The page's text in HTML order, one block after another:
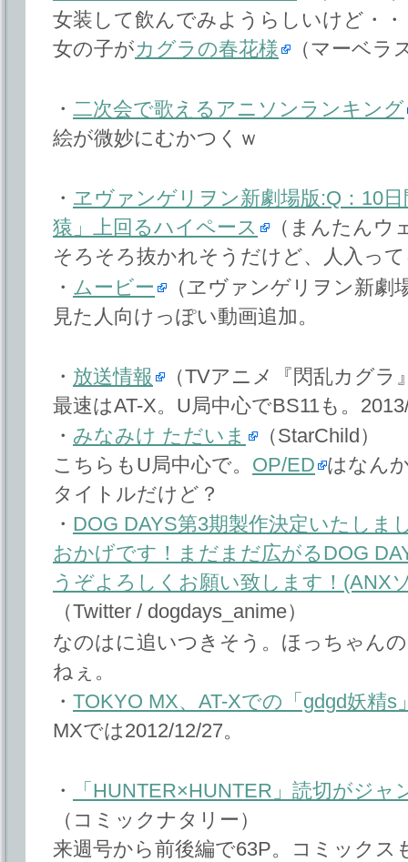
女装して飲んでみようらしいけど・
女の子がカグラの春花様 （マーベラ
・ 二次会で歌えるアニソンランキング
絵が微妙にむかつくｗ
・ ヱヴァンゲリヲン新劇場版:Q：10
猿」上回るハイペース
（まんたんウ
そろそろ抜かれそうだけど、人入っ
・ ムービー
（ヱヴァンゲリヲン新劇
見た人向けっぽい動画追加。
・ 放送情報
（TVアニメ『閃乱カグラ
最速はAT-X。U局中心でBS11も。
・ みなみけ ただいま
（StarChild）
こちらもU局中心で。 OP/ED はなん
タイトルだけど？
・ DOG DAYS第3期製作決定いたしま
おかげです！まだまだ広がるDOG
うぞよろしくお願い致します！(ANX
（Twitter / dogdays_anime）
なのはに追いつきそう。ほっちゃん
ねぇ。
・ TOKYO MX、AT-Xでの「gdgd妖精s
MXでは2012/12/27。
・
「HUNTER×HUNTER」読切がジ
（コミックナタリー）
来週号から前後編で63P。コミックス